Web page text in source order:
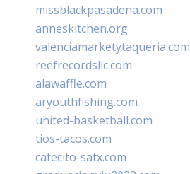
missblackpasadena.com
anneskitchen.org
valenciamarketytaqueria.com
reefrecordsllc.com
alawaffle.com
aryouthfishing.com
united-basketball.com
tios-tacos.com
cafecito-satx.com